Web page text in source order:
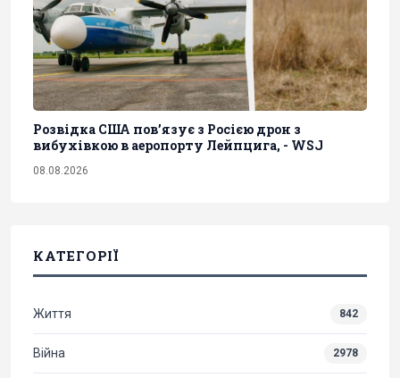
Розвідка США пов’язує з Росією дрон з
вибухівкою в аеропорту Лейпцига, - WSJ
08.08.2026
КАТЕГОРІЇ
Життя 842
Війна 2978